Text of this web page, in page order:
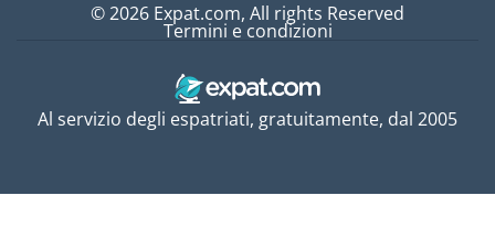
Al servizio degli espatriati, gratuitamente, dal 2005
© 2026 Expat.com, All rights Reserved
Termini e condizioni